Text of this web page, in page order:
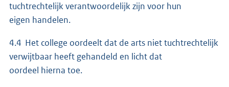
tuchtrechtelijk verantwoordelijk zijn voor hun
eigen handelen.
4.4 Het college oordeelt dat de arts niet tuchtrechtelijk
verwijtbaar heeft gehandeld en licht dat
oordeel hierna toe.